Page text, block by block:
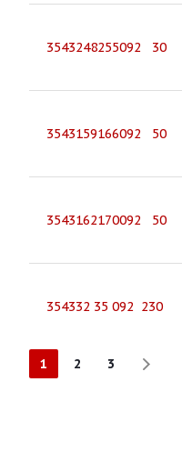
3543248255092 30
3543159166092 50
3543162170092 50
354332 35 092 230
1 2 3